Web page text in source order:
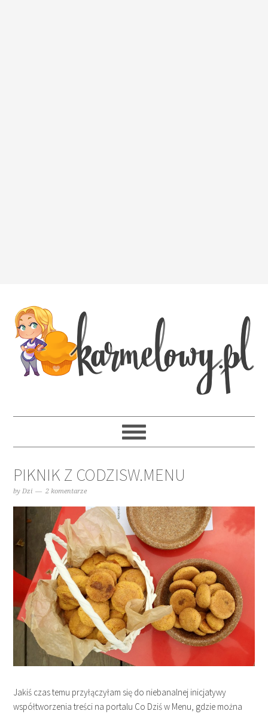
PIKNIK Z CODZISW.MENU
byDzi 2 komentarze
Jakiś czas temu przyłączyłam się do niebanalnej inicjatywy
współtworzenia treści na portalu Co Dziś w Menu, gdzie można